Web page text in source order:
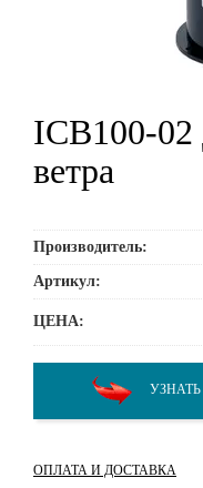
ICB100-02
ветра
Производитель:
Артикул:
ЦЕНА:
ОПЛАТА И ДОСТАВКА